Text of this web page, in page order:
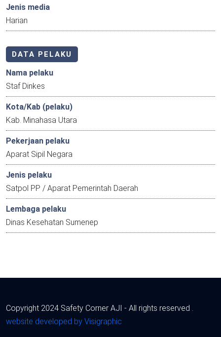
Jenis media
Harian
DATA PELAKU
Nama pelaku
Staf Dinkes
Kota/Kab (pelaku)
Kab. Minahasa Utara
Pekerjaan pelaku
Aparat Sipil Negara
Jenis pelaku
Satpol PP / Aparat Pemerintah Daerah
Lembaga pelaku
Dinas Kesehatan Sumenep
Copyright 2024 Safety Corner AJI - All rights reserved .
website developed by Visigraphic